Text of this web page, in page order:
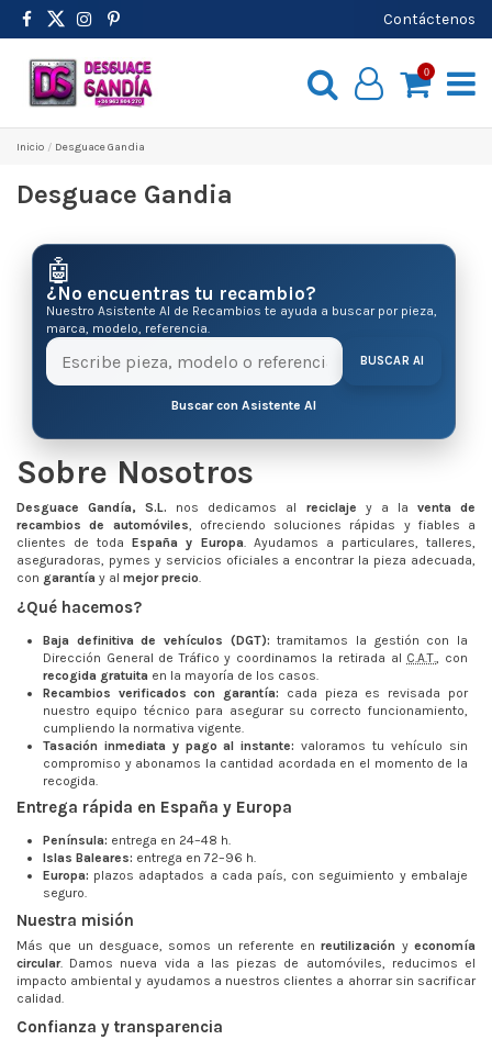
Contáctenos
0
Inicio Desguace Gandia
Desguace Gandia
🤖
¿No encuentras tu recambio?
Nuestro Asistente AI de Recambios te ayuda a buscar por pieza,
marca, modelo, referencia.
BUSCAR AI
Buscar con Asistente AI
Sobre Nosotros
Desguace Gandía, S.L. nos dedicamos al reciclaje y a la venta de
recambios de automóviles, ofreciendo soluciones rápidas y fiables a
clientes de todaEspaña y Europa. Ayudamos a particulares, talleres,
aseguradoras, pymes y servicios oficiales a encontrar la pieza adecuada,
con garantía y al mejor precio.
¿Qué hacemos?
Baja definitiva de vehículos (DGT): tramitamos la gestión con la
Dirección General de Tráfico y coordinamos la retirada al C.A.T., con
recogida gratuita en la mayoría de los casos.
Recambios verificados con garantía: cada pieza es revisada por
nuestro equipo técnico para asegurar su correcto funcionamiento,
cumpliendo la normativa vigente.
Tasación inmediata y pago al instante: valoramos tu vehículo sin
compromiso y abonamos la cantidad acordada en el momento de la
recogida.
Entrega rápida en España y Europa
Península: entrega en 24–48 h.
Islas Baleares: entrega en 72–96 h.
Europa: plazos adaptados a cada país, con seguimiento y embalaje
seguro.
Nuestra misión
Más que un desguace, somos un referente enreutilización yeconomía
circular. Damos nueva vida a las piezas de automóviles, reducimos el
impacto ambiental y ayudamos a nuestros clientes a ahorrar sin sacrificar
calidad.
Confianza y transparencia